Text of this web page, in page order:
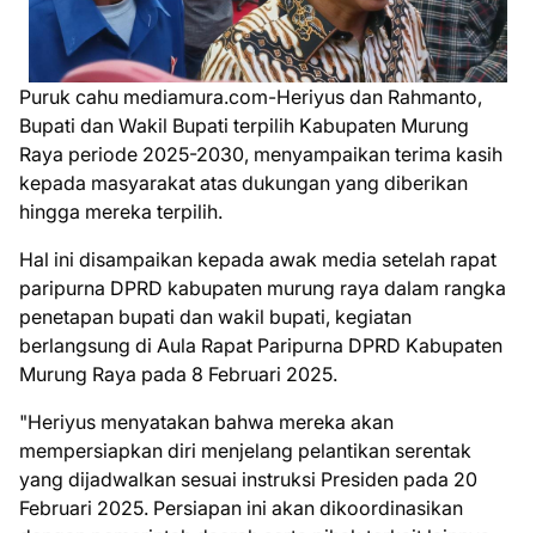
Puruk cahu mediamura.com-Heriyus dan Rahmanto,
Bupati dan Wakil Bupati terpilih Kabupaten Murung
Raya periode 2025-2030, menyampaikan terima kasih
kepada masyarakat atas dukungan yang diberikan
hingga mereka terpilih.
Hal ini disampaikan kepada awak media setelah rapat
paripurna DPRD kabupaten murung raya dalam rangka
penetapan bupati dan wakil bupati, kegiatan
berlangsung di Aula Rapat Paripurna DPRD Kabupaten
Murung Raya pada 8 Februari 2025.
"Heriyus menyatakan bahwa mereka akan
mempersiapkan diri menjelang pelantikan serentak
yang dijadwalkan sesuai instruksi Presiden pada 20
Februari 2025. Persiapan ini akan dikoordinasikan